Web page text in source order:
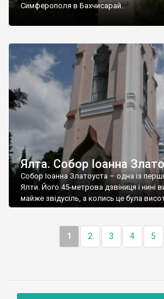
Симферополя в Бахчисарай.
Ялта. Собор Іоанна
Собор Іоанна Златоуста – одна із
Ялти. Його 45-метрова дзвіниця і нині
майже звідусіль, а колись це була
1 2 3 4 5